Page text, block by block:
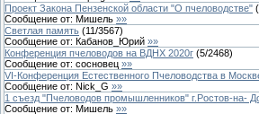
Проект Закона Пензенской области "О пчеловодстве" (
Сообщение от: Мишель »»
Светлая память (11/3567)
Сообщение от: Кабанов_Юрий »»
Конференция пчеловодов на ВДНХ 2020г (5/2468)
Сообщение от: сосновец »»
VI-Конференция Естественного Пчеловодства в
Сообщение от: Nick_G »»
1 съезд "Пчеловодов промышленников" г.Ростов-на-
Сообщение от: Мишель »»